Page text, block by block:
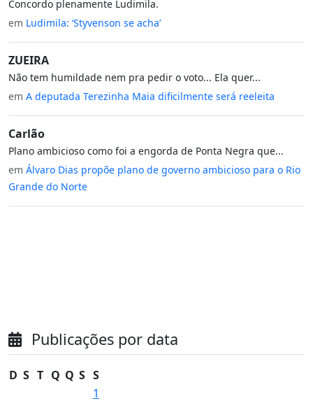
Concordo plenamente Ludimila.
em Ludimila: ‘Styvenson se acha’
ZUEIRA
Não tem humildade nem pra pedir o voto... Ela quer...
em A deputada Terezinha Maia dificilmente será reeleita
Carlão
Plano ambicioso como foi a engorda de Ponta Negra que...
em Álvaro Dias propõe plano de governo ambicioso para o Rio
Grande do Norte
Publicações por data
D S T Q Q S S
1